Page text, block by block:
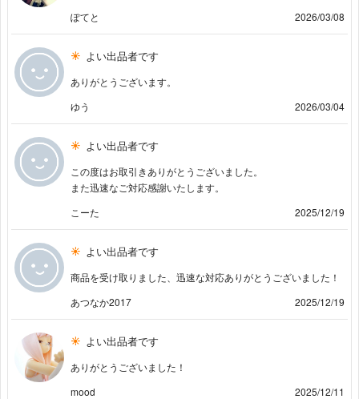
ぽてと
2026/03/08
よい出品者です
ありがとうございます。
ゆう
2026/03/04
よい出品者です
この度はお取引きありがとうございました。
また迅速なご対応感謝いたします。
こーた
2025/12/19
よい出品者です
商品を受け取りました、迅速な対応ありがとうございました！
あつなか2017
2025/12/19
よい出品者です
ありがとうございました！
mood
2025/12/11